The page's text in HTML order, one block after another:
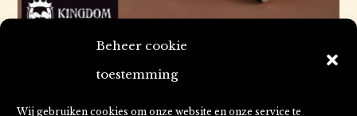
Beheer cookie
toestemming
Wij gebruiken cookies om onze website en onze service te